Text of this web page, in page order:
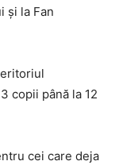
și la Fan
copii până la 12
cei care deja